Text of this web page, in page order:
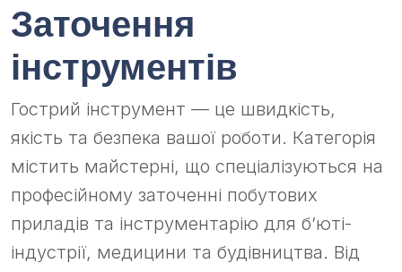
Заточення
інструментів
Гострий інструмент — це швидкість,
якість та безпека вашої роботи. Категорія
містить майстерні, що спеціалізуються на
професійному заточенні побутових
приладів та інструментарію для б’юті-
індустрії, медицини та будівництва. Від